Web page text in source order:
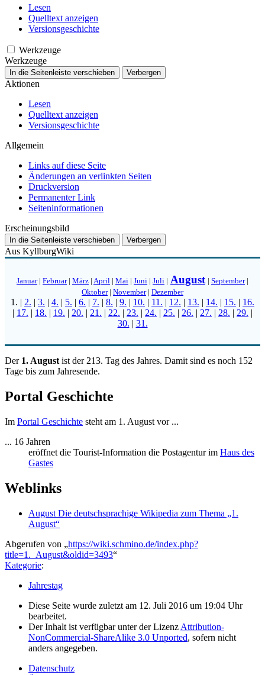
Lesen
Quelltext anzeigen
Versionsgeschichte
Werkzeuge
Werkzeuge
In die Seitenleiste verschieben Verbergen
Aktionen
Lesen
Quelltext anzeigen
Versionsgeschichte
Allgemein
Links auf diese Seite
Änderungen an verlinkten Seiten
Druckversion
Permanenter Link
Seiten­­informationen
Erscheinungsbild
In die Seitenleiste verschieben Verbergen
Aus KyllburgWiki
Januar| Februar| März | April | Mai | Juni | Juli | August | September|
Oktober| November| Dezember
1. | 2. | 3. | 4. | 5. | 6. | 7. | 8. | 9. | 10. | 11. | 12. | 13. | 14. | 15. | 16.
| 17. | 18. | 19. | 20. | 21. | 22. | 23. | 24. | 25. | 26. | 27. | 28. | 29. |
30. | 31.
Der 1. August ist der 213. Tag des Jahres. Damit sind es noch 152
Tage bis zum Jahresende.
Portal Geschichte
Im Portal Geschichte steht am 1. August vor ...
... 16 Jahren
eröffnet die Tourist-Information die Postagentur im Haus des
Gastes
Weblinks
August Die deutschsprachige Wikipedia zum Thema „1.
August“
Abgerufen von „https://wiki.schmino.de/index.php?
title=1._August&oldid=3493“
Kategorie:
Jahrestag
Diese Seite wurde zuletzt am 12. Juli 2016 um 19:04 Uhr
bearbeitet.
Der Inhalt ist verfügbar unter der Lizenz Attribution-
NonCommercial-ShareAlike 3.0 Unported, sofern nicht
anders angegeben.
Datenschutz